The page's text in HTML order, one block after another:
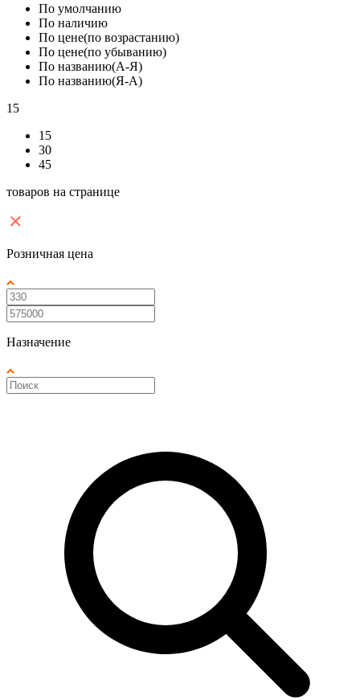
По умолчанию
По наличию
По цене(по возрастанию)
По цене(по убыванию)
По названию(А-Я)
По названию(Я-А)
15
15
30
45
товаров на странице
Розничная цена
Назначение